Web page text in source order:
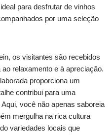
para desfrutar de vinhos
por uma seleção
os visitantes são recebidos
relaxamento e à apreciação.
proporciona um
contribui para uma
você não apenas saboreia
mergulha na rica cultura
variedades locais que